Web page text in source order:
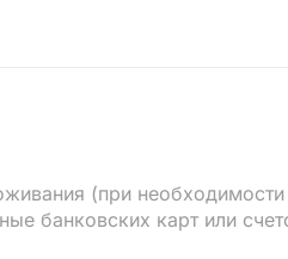
(при необходимости
банковских карт или